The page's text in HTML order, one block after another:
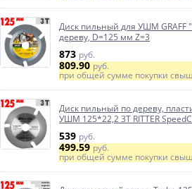
Диск пильный для УШМ GRAFF
дереву, D=125 мм Z=3
873 руб.
809.90руб.
при общей сумме покупки
Диск пильный по дереву,
УШМ 125*22,2 3T RITTER
539 руб.
499.59руб.
при общей сумме покупки